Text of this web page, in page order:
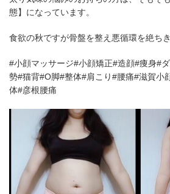
態】になっています。
食欲の秋ですが骨盤を整え悪循環を絶ち
#小顔マッサージ#小顔矯正#造顔#痩身#
勢#猫背#O脚#整体#肩こり#腰痛#滋賀小
体#彦根腰痛